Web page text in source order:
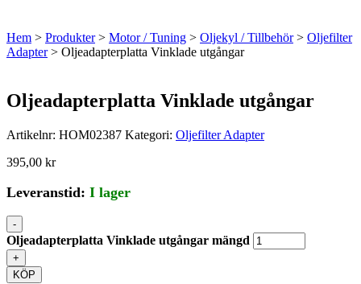
Hem > Produkter> Motor / Tuning > Oljekyl / Tillbehör> Oljefilter
Adapter> Oljeadapterplatta Vinklade utgångar
Oljeadapterplatta Vinklade utgångar
Artikelnr: HOM02387 Kategori: Oljefilter Adapter
395,00 kr
Leveranstid: I lager
-
Oljeadapterplatta Vinklade utgångar mängd
+
KÖP